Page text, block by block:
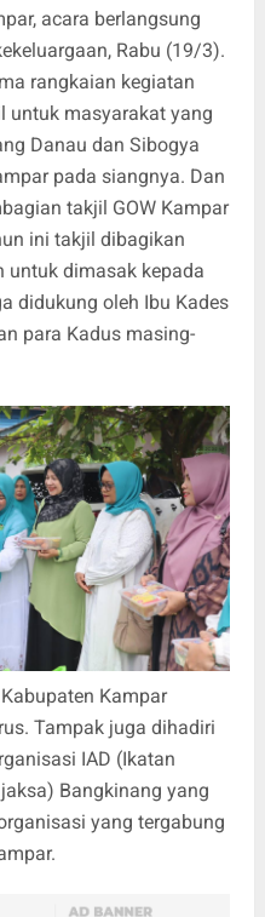
acara berlangsung
Rabu (19/3).
rangkaian kegiatan
untuk masyarakat yang
Danau dan Sibogya
pada siangnya. Dan
takjil GOW Kampar
ini takjil dibagikan
untuk dimasak kepada
didukung oleh Ibu Kades
para Kadus masing-
Kampar
Tampak juga dihadiri
IAD (Ikatan
Bangkinang yang
yang tergabung